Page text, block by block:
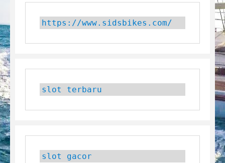
https://www.sidsbikes.com/
slot terbaru
slot gacor